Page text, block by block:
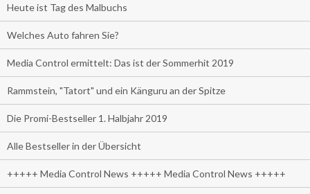
Heute ist Tag des Malbuchs
Welches Auto fahren Sie?
Media Control ermittelt: Das ist der Sommerhit 2019
Rammstein, "Tatort" und ein Känguru an der Spitze
Die Promi-Bestseller 1. Halbjahr 2019
Alle Bestseller in der Übersicht
+++++ Media Control News +++++ Media Control News +++++